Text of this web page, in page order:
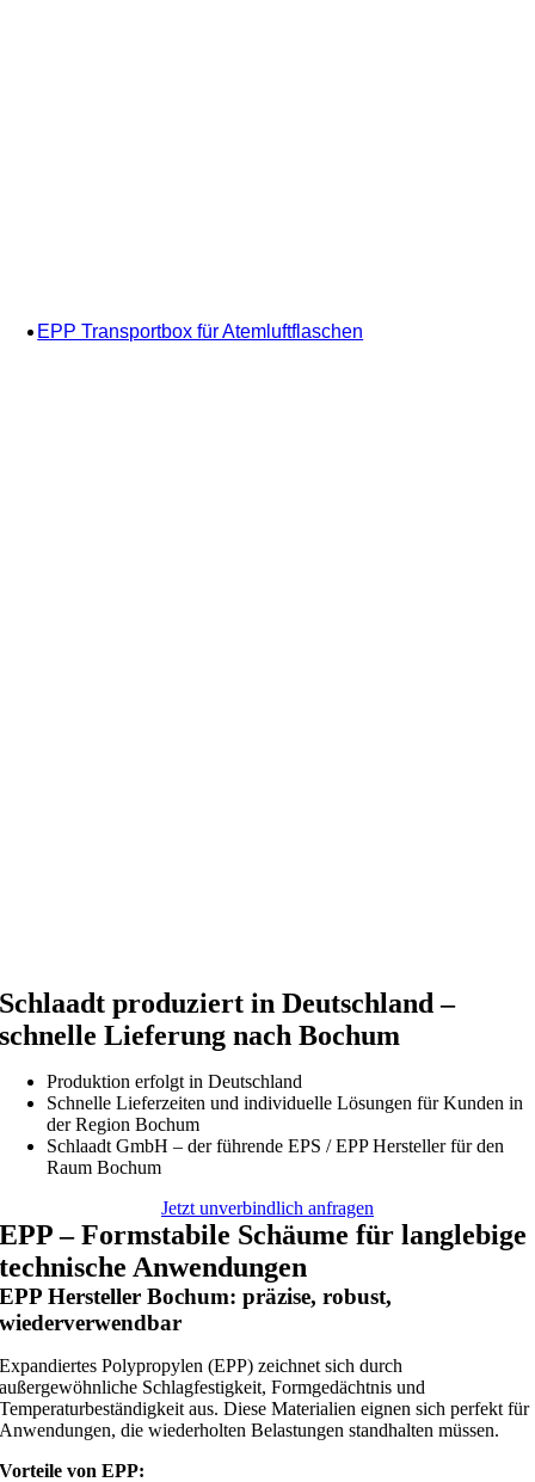
EPP Transportbox für Atemluftflaschen
Schlaadt produziert in Deutschland –
schnelle Lieferung nach Bochum
Produktion erfolgt in Deutschland
Schnelle Lieferzeiten und individuelle Lösungen für Kunden in
der Region Bochum
Schlaadt GmbH – der führende EPS / EPP Hersteller für den
Raum Bochum
Jetzt unverbindlich anfragen
EPP – Formstabile Schäume für langlebige
technische Anwendungen
EPP Hersteller Bochum: präzise, robust,
wiederverwendbar
Expandiertes Polypropylen (EPP) zeichnet sich durch
außergewöhnliche Schlagfestigkeit, Formgedächtnis und
Temperaturbeständigkeit aus. Diese Materialien eignen sich perfekt für
Anwendungen, die wiederholten Belastungen standhalten müssen.
Vorteile von EPP: